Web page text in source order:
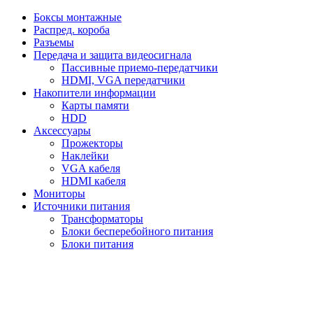
Боксы монтажные
Распред. короба
Разъемы
Передача и защита видеосигнала
Пассивные приемо-передатчики
HDMI, VGA передатчики
Накопители информации
Карты памяти
HDD
Аксессуары
Прожекторы
Наклейки
VGA кабеля
HDMI кабеля
Мониторы
Источники питания
Трансформаторы
Блоки бесперебойного питания
Блоки питания